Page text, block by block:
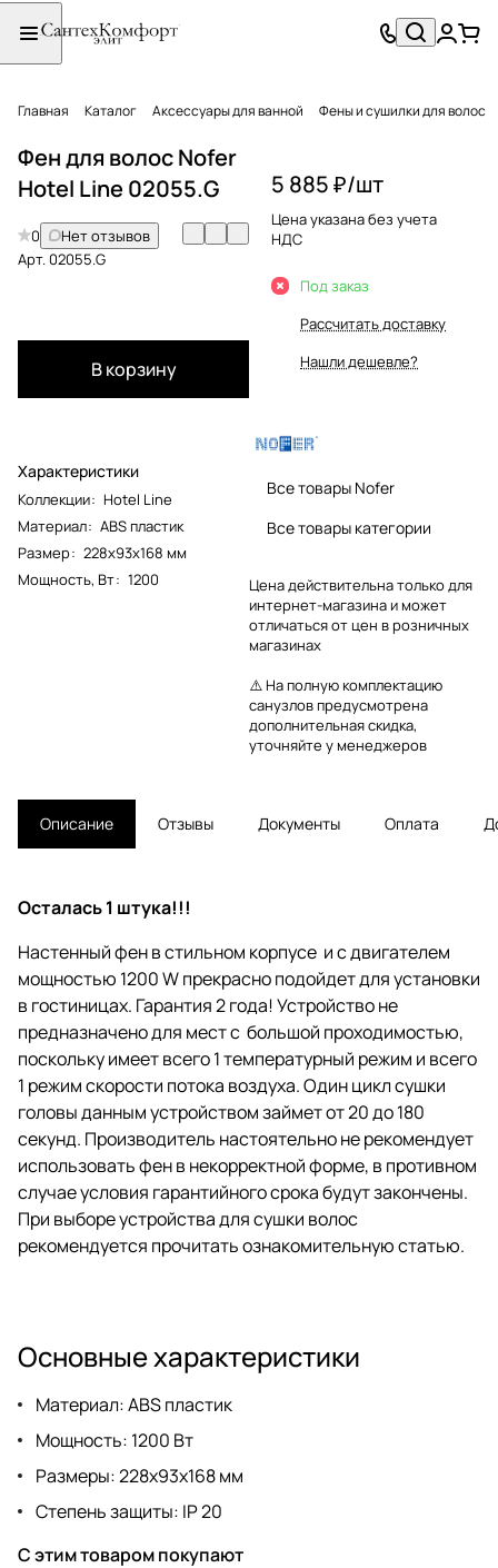
Главная Каталог Аксессуары для ванной Фены и сушилки для волос
Фен для волос Nofer
Hotel Line 02055.G
0
Нет отзывов
Арт.02055.G
В корзину
Характеристики
Коллекции: Hotel Line
Материал: ABS пластик
Размер: 228х93х168 мм
Мощность, Вт: 1200
5 885 ₽/шт
Цена указана без учета
НДС
Под заказ
Рассчитать доставку
Нашли дешевле?
Все товары Nofer
Все товары категории
Цена действительна только для
интернет-магазина и может
отличаться от цен в розничных
магазинах
⚠️ На полную комплектацию
санузлов предусмотрена
дополнительная скидка,
уточняйте у менеджеров
Описание Отзывы Документы Оплата
Осталась 1 штука!!!
Настенный фенв стильном корпусе и с двигателем
мощностью 1200 W прекрасно подойдет для установки
в гостиницах. Гарантия 2 года! Устройство не
предназначено для мест с большой проходимостью,
поскольку имеет всего 1 температурный режим и всего
1 режим скорости потока воздуха. Один цикл сушки
головы данным устройством займет от 20 до 180
секунд. Производитель настоятельно не рекомендует
использовать фен в некорректной форме, в противном
случае условия гарантийного срока будут закончены.
При выборе устройства для сушки волос
рекомендуется прочитатьознакомительную статью.
Основные характеристики
Материал: ABS пластик
Мощность: 1200 Вт
Размеры: 228х93х168 мм
Степень защиты: IP 20
С этим товаром покупают